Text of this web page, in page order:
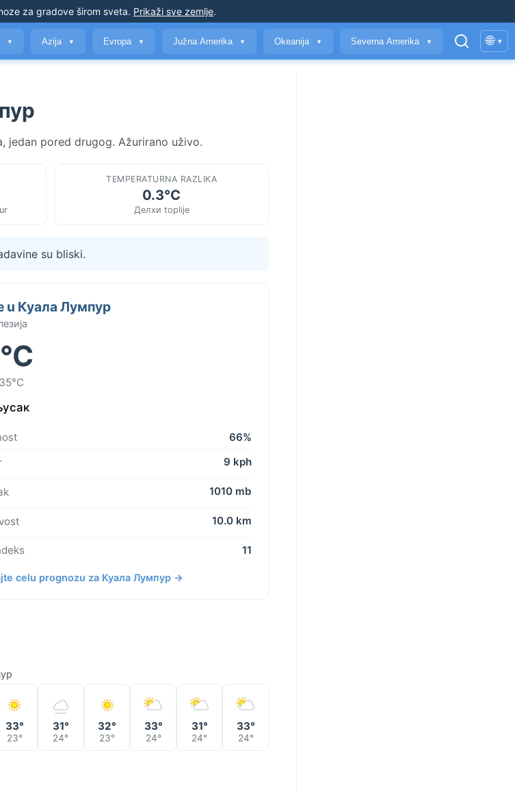
za gradove širom sveta. Prikaži sve zemlje.
▼ Azija ▼ Evropa ▼ Južna Amerika ▼ Okeanija ▼ Severna Amerika ▼ 🌐 ▾
jedan pored drugog. Ažurirano uživo.
TEMPERATURNA RAZLIKA
0.3°C
Делхи toplije
su bliski.
u Куала Лумпур
66%
9 kph
1010 mb
10.0 km
11
celu prognozu za Куала Лумпур →
33°
23°
31°
24°
32°
23°
33°
24°
31°
24°
33°
24°